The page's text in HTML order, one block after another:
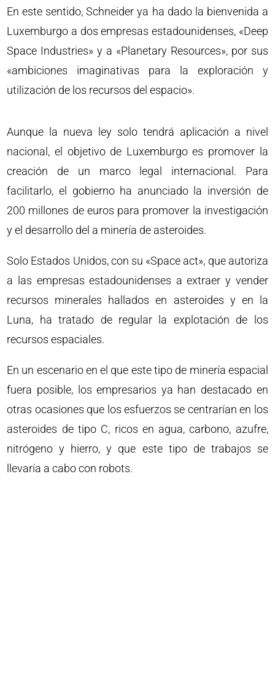
En este sentido, Schneider ya ha dado la bienvenida a
Luxemburgo a dos empresas estadounidenses, «Deep
Space Industries» y a «Planetary Resources», por sus
«ambiciones imaginativas para la exploración y
utilización de los recursos del espacio».
Aunque la nueva ley solo tendrá aplicación a nivel
nacional, el objetivo de Luxemburgo es promover la
creación de un marco legal internacional. Para
facilitarlo, el gobierno ha anunciado la inversión de
200 millones de euros para promover la investigación
y el desarrollo del a minería de asteroides.
Solo Estados Unidos, con su «Space act», que autoriza
a las empresas estadounidenses a extraer y vender
recursos minerales hallados en asteroides y en la
Luna, ha tratado de regular la explotación de los
recursos espaciales.
En un escenario en el que este tipo de minería espacial
fuera posible, los empresarios ya han destacado en
otras ocasiones que los esfuerzos se centrarían en los
asteroides de tipo C, ricos en agua, carbono, azufre,
nitrógeno y hierro, y que este tipo de trabajos se
llevaría a cabo con robots.